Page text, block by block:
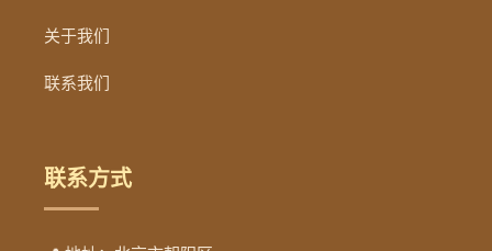
关于我们
联系我们
联系方式